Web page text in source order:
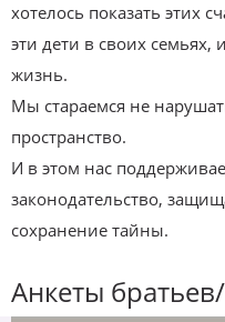
хотелось показать этих
эти дети в своих семьях,
жизнь.
Мы стараемся не
пространство.
И в этом нас
законодательство,
сохранение тайны.
Анкеты